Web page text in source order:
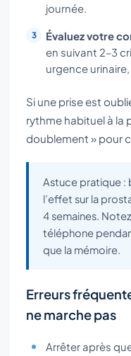
journée.
Évaluez votre
en suivant 2–3
urgence
Si une prise est
rythme habituel à la
doublement » pour
Astuce pratique :
l’effet sur la
4 semaines.
téléphone
que la mémoire.
Erreurs
ne marche pas
Arrêter après